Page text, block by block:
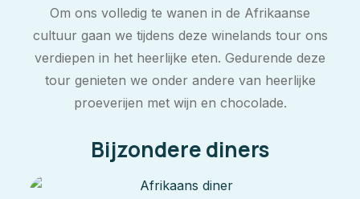
Om ons volledig te wanen in de Afrikaanse
cultuur gaan we tijdens deze winelands tour ons
verdiepen in het heerlijke eten. Gedurende deze
tour genieten we onder andere van heerlijke
proeverijen met wijn en chocolade.
Bijzondere diners